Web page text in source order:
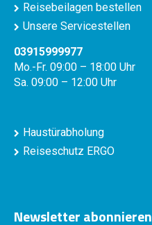
Reisebeilagen bestellen
Unsere Servicestellen
03915999977
Mo.-Fr. 09:00 – 18:00 Uhr
Sa. 09:00 – 12:00 Uhr
Haustürabholung
Reiseschutz ERGO
Newsletter abonnieren